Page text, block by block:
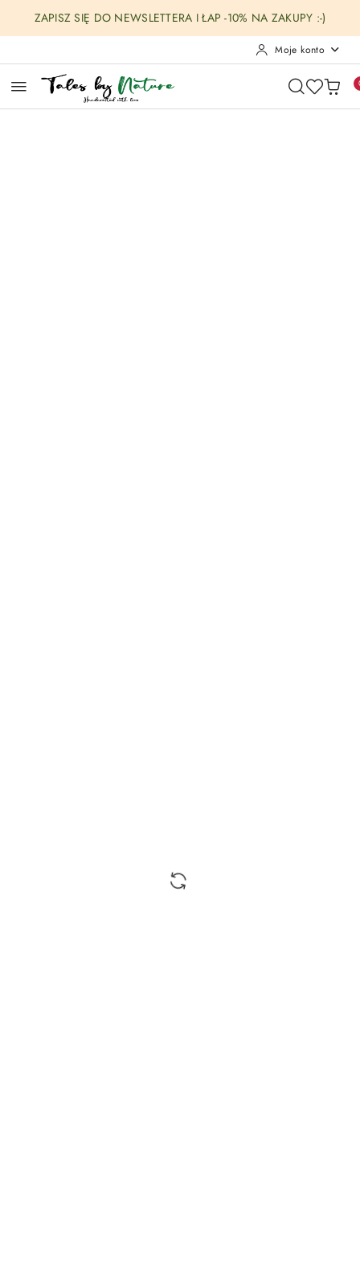
Przejdź do treści głównej
Przejdź do wyszukiwarki
Przejdź do moje konto
Przejdź do menu głównego
Przejdź do opisu produktu
Przejdź do stopki
ZAPISZ SIĘ DO NEWSLETTERA I ŁAP -10% NA ZAKUPY :-)
Moje konto